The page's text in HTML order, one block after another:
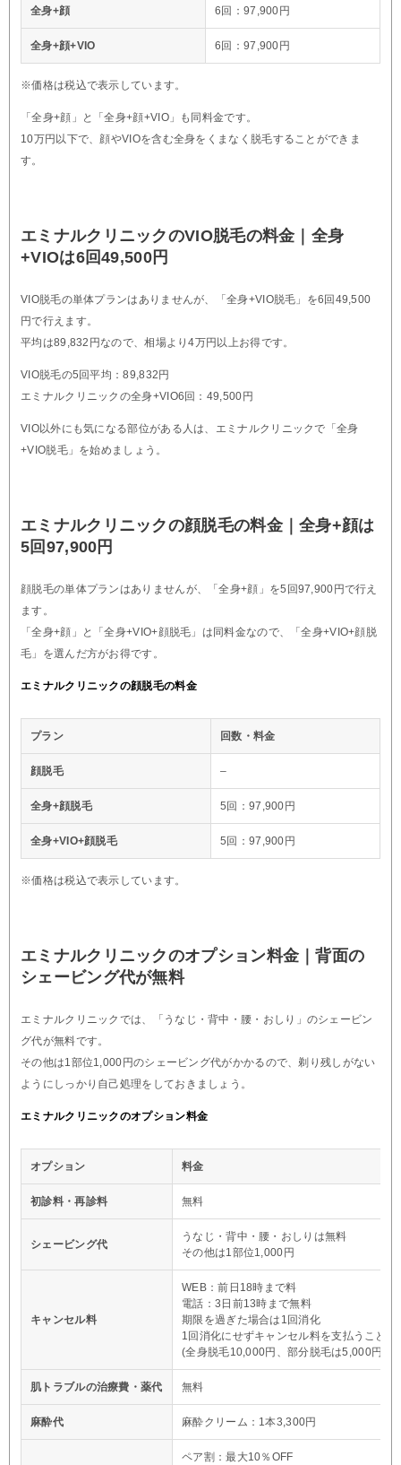
全身+顔 6回：97,900円
全身+顔+VIO 6回：97,900円
※価格は税込で表示しています。
「全身+顔」と「全身+顔+VIO」も同料金です。
10万円以下で、顔やVIOを含む全身をくまなく脱毛することができま
す。
エミナルクリニックのVIO脱毛の料金｜全身
+VIOは6回49,500円
VIO脱毛の単体プランはありませんが、「全身+VIO脱毛」を6回49,500
円で行えます。
平均は89,832円なので、相場より4万円以上お得です。
VIO脱毛の5回平均：89,832円
エミナルクリニックの全身+VIO6回：49,500円
VIO以外にも気になる部位がある人は、エミナルクリニックで「全身
+VIO脱毛」を始めましょう。
エミナルクリニックの顔脱毛の料金｜全身+顔は
5回97,900円
顔脱毛の単体プランはありませんが、「全身+顔」を5回97,900円で行え
ます。
「全身+顔」と「全身+VIO+顔脱毛」は同料金なので、「全身+VIO+顔脱
毛」を選んだ方がお得です。
エミナルクリニックの顔脱毛の料金
プラン 回数・料金
顔脱毛 –
全身+顔脱毛 5回：97,900円
全身+VIO+顔脱毛 5回：97,900円
※価格は税込で表示しています。
エミナルクリニックのオプション料金｜背面の
シェービング代が無料
エミナルクリニックでは、「うなじ・背中・腰・おしり」のシェービン
グ代が無料です。
その他は1部位1,000円のシェービング代がかかるので、剃り残しがない
ようにしっかり自己処理をしておきましょう。
エミナルクリニックのオプション料金
オプション 料金
初診料・再診料 無料
シェービング代
うなじ・背中・腰・おしりは無料
その他は1部位1,000円
キャンセル料
WEB：前日18時まで料
電話：3日前13時まで無料
期限を過ぎた場合は1回消化
1回消化にせずキャンセル料を支払うことも
(全身脱毛10,000円、部分脱毛は5,000円)
肌トラブルの治療費・薬代 無料
麻酔代 麻酔クリーム：1本3,300円
ペア割：最大10％OFF